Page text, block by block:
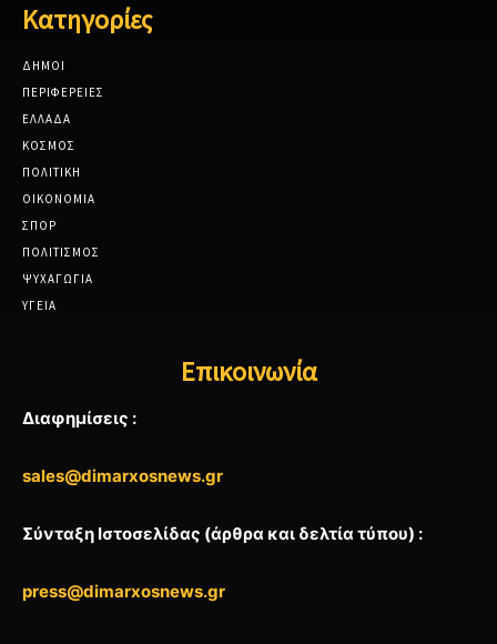
Κατηγορίες
ΔΗΜΟΙ
ΠΕΡΙΦΕΡΕΙΕΣ
ΕΛΛΑΔΑ
ΚΟΣΜΟΣ
ΠΟΛΙΤΙΚΗ
ΟΙΚΟΝΟΜΙΑ
ΣΠΟΡ
ΠΟΛΙΤΙΣΜΟΣ
ΨΥΧΑΓΩΓΙΑ
ΥΓΕΙΑ
Επικοινωνία
Διαφημίσεις :
sales@dimarxosnews.gr
Σύνταξη Ιστοσελίδας (άρθρα και δελτία τύπου) :
press@dimarxosnews.gr